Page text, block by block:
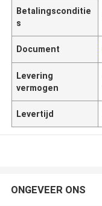
Betalingsconditie
s
Document
Levering
vermogen
Levertijd
ONGEVEER ONS